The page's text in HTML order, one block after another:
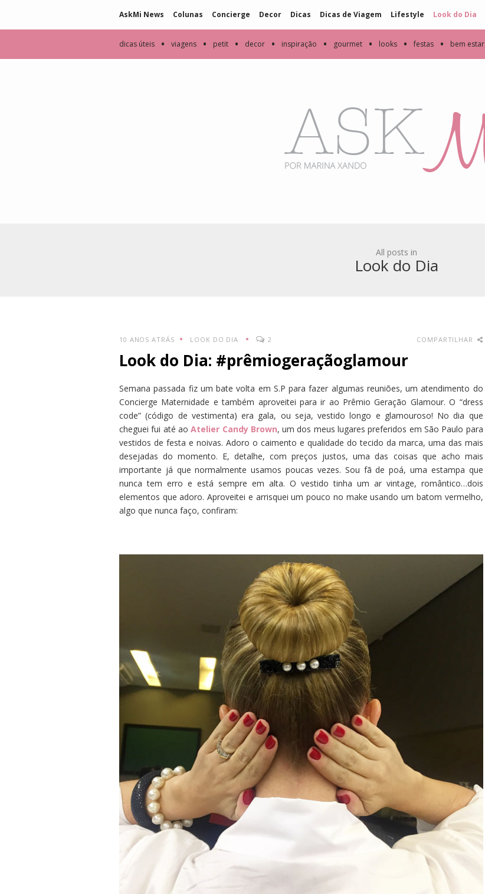
AskMi News Colunas Concierge Decor Dicas Dicas de Viagem Lifestyle Look do Dia
dicas úteis • viagens • petit • decor • inspiração • gourmet • looks • festas • bem estar
All posts in
Look do Dia
10 ANOS ATRÁS LOOK DO DIA 2 COMPARTILHAR
Look do Dia: #prêmiogeraçãoglamour
Semana passada fiz um bate volta em S.P para fazer algumas reuniões, um atendimento do
Concierge Maternidade e também aproveitei para ir ao Prêmio Geração Glamour. O “dress
code” (código de vestimenta) era gala, ou seja, vestido longo e glamouroso! No dia que
cheguei fui até aoAtelier Candy Brown, um dos meus lugares preferidos em São Paulo para
vestidos de festa e noivas. Adoro o caimento e qualidade do tecido da marca, uma das mais
desejadas do momento. E, detalhe, com preços justos, uma das coisas que acho mais
importante já que normalmente usamos poucas vezes. Sou fã de poá, uma estampa que
nunca tem erro e está sempre em alta. O vestido tinha um ar vintage, romântico…dois
elementos que adoro. Aproveitei e arrisquei um pouco no make usando um batom vermelho,
algo que nunca faço, confiram: